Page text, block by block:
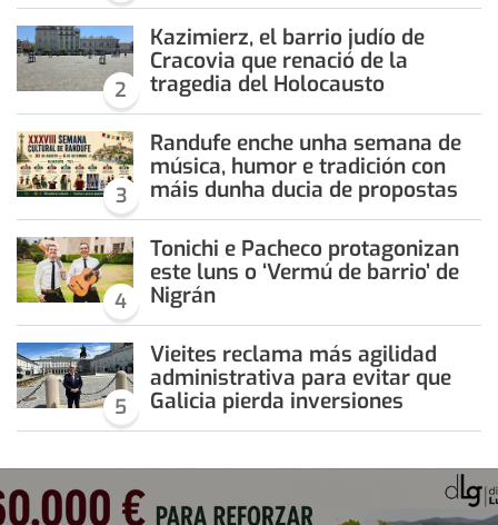
2
Kazimierz, el barrio judío de
Cracovia que renació de la
tragedia del Holocausto
3
Randufe enche unha semana de
música, humor e tradición con
máis dunha ducia de propostas
4
Tonichi e Pacheco protagonizan
este luns o ‘Vermú de barrio’ de
Nigrán
5
Vieites reclama más agilidad
administrativa para evitar que
Galicia pierda inversiones